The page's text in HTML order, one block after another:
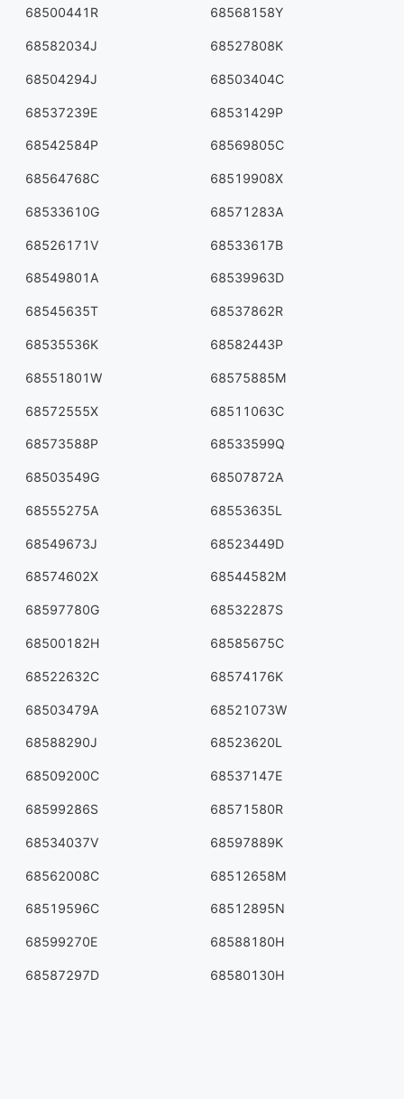
68500441R 68568158Y
68582034J 68527808K
68504294J 68503404C
68537239E 68531429P
68542584P 68569805C
68564768C 68519908X
68533610G 68571283A
68526171V 68533617B
68549801A 68539963D
68545635T 68537862R
68535536K 68582443P
68551801W 68575885M
68572555X 68511063C
68573588P 68533599Q
68503549G 68507872A
68555275A 68553635L
68549673J 68523449D
68574602X 68544582M
68597780G 68532287S
68500182H 68585675C
68522632C 68574176K
68503479A 68521073W
68588290J 68523620L
68509200C 68537147E
68599286S 68571580R
68534037V 68597889K
68562008C 68512658M
68519596C 68512895N
68599270E 68588180H
68587297D 68580130H